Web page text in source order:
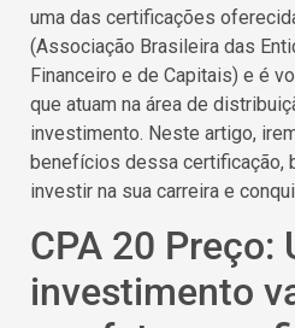
uma das certificações
(Associação Brasileira das
Financeiro e de Capitais) e é
que atuam na área de
investimento. Neste artigo,
benefícios dessa certificação,
investir na sua carreira e
CPA 20 Preço:
investimento